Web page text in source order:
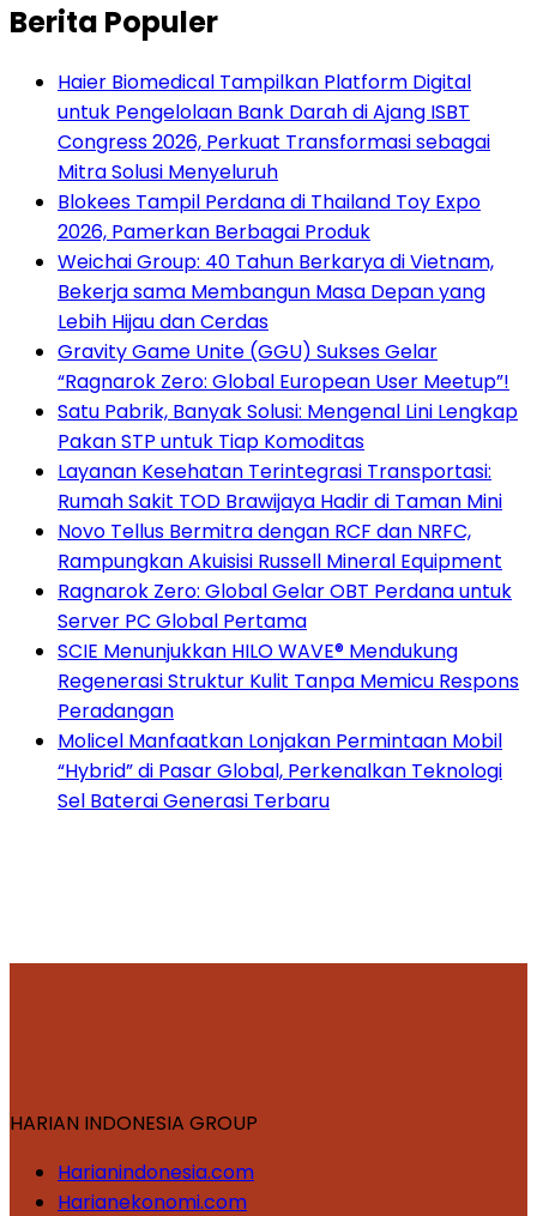
Berita Populer
Haier Biomedical Tampilkan Platform Digital
untuk Pengelolaan Bank Darah di Ajang ISBT
Congress 2026, Perkuat Transformasi sebagai
Mitra Solusi Menyeluruh
Blokees Tampil Perdana di Thailand Toy Expo
2026, Pamerkan Berbagai Produk
Weichai Group: 40 Tahun Berkarya di Vietnam,
Bekerja sama Membangun Masa Depan yang
Lebih Hijau dan Cerdas
Gravity Game Unite (GGU) Sukses Gelar
“Ragnarok Zero: Global European User Meetup”!
Satu Pabrik, Banyak Solusi: Mengenal Lini Lengkap
Pakan STP untuk Tiap Komoditas
Layanan Kesehatan Terintegrasi Transportasi:
Rumah Sakit TOD Brawijaya Hadir di Taman Mini
Novo Tellus Bermitra dengan RCF dan NRFC,
Rampungkan Akuisisi Russell Mineral Equipment
Ragnarok Zero: Global Gelar OBT Perdana untuk
Server PC Global Pertama
SCIE Menunjukkan HILO WAVE® Mendukung
Regenerasi Struktur Kulit Tanpa Memicu Respons
Peradangan
Molicel Manfaatkan Lonjakan Permintaan Mobil
“Hybrid” di Pasar Global, Perkenalkan Teknologi
Sel Baterai Generasi Terbaru
HARIAN INDONESIA GROUP
Harianindonesia.com
Harianekonomi.com